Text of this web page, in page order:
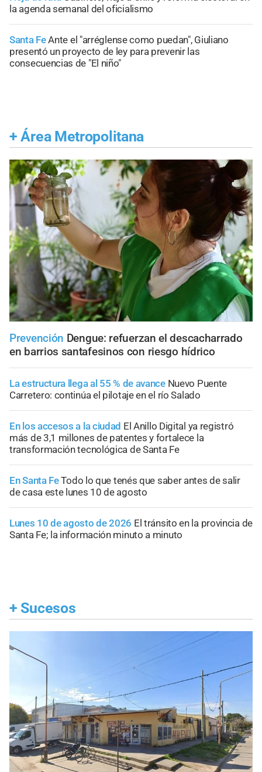
la agenda semanal del oficialismo
Santa FeAnte el "arréglense como puedan", Giuliano
presentó un proyecto de ley para prevenir las
consecuencias de "El niño"
+ Área Metropolitana
Prevención Dengue: refuerzan el descacharrado
en barrios santafesinos con riesgo hídrico
La estructura llega al 55 % de avance Nuevo Puente
Carretero: continúa el pilotaje en el río Salado
En los accesos a la ciudad El Anillo Digital ya registró
más de 3,1 millones de patentes y fortalece la
transformación tecnológica de Santa Fe
En Santa FeTodo lo que tenés que saber antes de salir
de casa este lunes 10 de agosto
Lunes 10 de agosto de 2026 El tránsito en la provincia de
Santa Fe; la información minuto a minuto
+ Sucesos